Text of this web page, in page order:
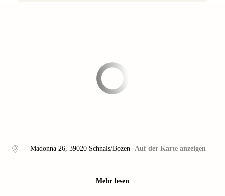
Madonna 26, 39020 Schnals/Bozen Auf der Karte anzeigen
Mehr lesen